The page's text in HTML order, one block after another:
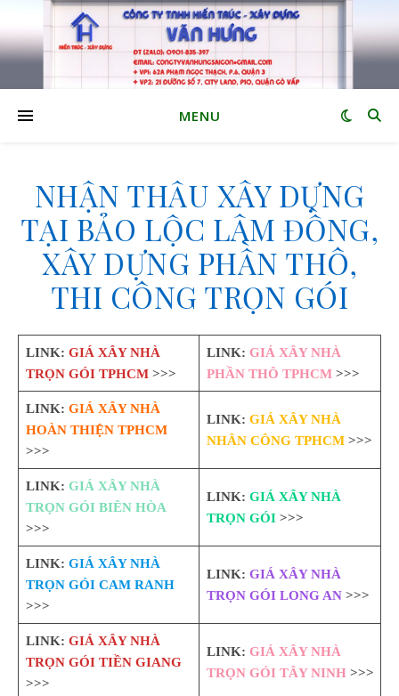
MENU
NHẬN THẦU XÂY DỰNG
TẠI BẢO LỘC LÂM ĐỒNG,
XÂY DỰNG PHẦN THÔ,
THI CÔNG TRỌN GÓI
LINK: GIÁ XÂY NHÀ
TRỌN GÓI TPHCM>>>
LINK: GIÁ XÂY NHÀ
PHẦN THÔ TPHCM>>>
LINK: GIÁ XÂY NHÀ
HOÀN THIỆN TPHCM
>>>
LINK: GIÁ XÂY NHÀ
NHÂN CÔNG TPHCM>>>
LINK: GIÁ XÂY NHÀ
TRỌN GÓI BIÊN HÒA
>>>
LINK: GIÁ XÂY NHÀ
TRỌN GÓI>>>
LINK: GIÁ XÂY NHÀ
TRỌN GÓI CAM RANH
>>>
LINK: GIÁ XÂY NHÀ
TRỌN GÓI LONG AN>>>
LINK: GIÁ XÂY NHÀ
TRỌN GÓI TIỀN GIANG
>>>
LINK: GIÁ XÂY NHÀ
TRỌN GÓI TÂY NINH>>>